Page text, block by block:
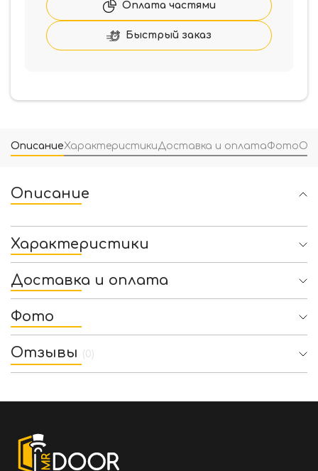
Оплата частями
Быстрый заказ
ОписаниеХарактеристикиДоставка и оплатаФото
Описание
Характеристики
Доставка и оплата
Фото
Отзывы (0)